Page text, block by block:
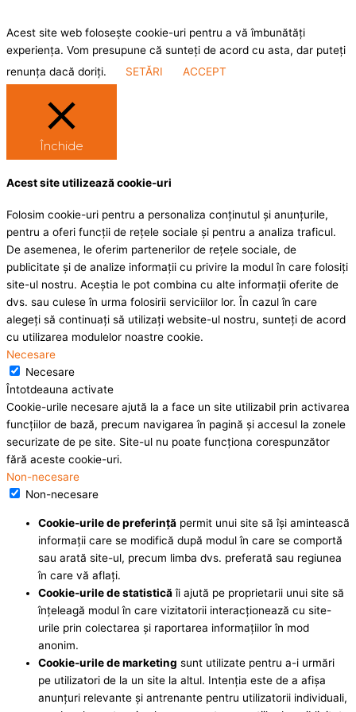
Acest site web folosește cookie-uri pentru a vă îmbunătăți
experiența. Vom presupune că sunteți de acord cu asta, dar puteți
renunța dacă doriți.
SETĂRI ACCEPT
Închide
Acest site utilizează cookie-uri
Folosim cookie-uri pentru a personaliza conținutul și anunțurile,
pentru a oferi funcții de rețele sociale și pentru a analiza traficul.
De asemenea, le oferim partenerilor de rețele sociale, de
publicitate și de analize informații cu privire la modul în care folosiți
site-ul nostru. Aceștia le pot combina cu alte informații oferite de
dvs. sau culese în urma folosirii serviciilor lor. În cazul în care
alegeți să continuați să utilizați website-ul nostru, sunteți de acord
cu utilizarea modulelor noastre cookie.
Necesare
Necesare
Întotdeauna activate
Cookie-urile necesare ajută la a face un site utilizabil prin activarea
funcţiilor de bază, precum navigarea în pagină şi accesul la zonele
securizate de pe site. Site-ul nu poate funcţiona corespunzător
fără aceste cookie-uri.
Non-necesare
Non-necesare
Cookie-urile de preferinţă permit unui site să îşi amintească
informaţii care se modifică după modul în care se comportă
sau arată site-ul, precum limba dvs. preferată sau regiunea
în care vă aflaţi.
Cookie-urile de statisticăîi ajută pe proprietarii unui site să
înţeleagă modul în care vizitatorii interacţionează cu site-
urile prin colectarea şi raportarea informaţiilor în mod
anonim.
Cookie-urile de marketing sunt utilizate pentru a-i urmări
pe utilizatori de la un site la altul. Intenţia este de a afişa
anunţuri relevante şi antrenante pentru utilizatorii individuali,